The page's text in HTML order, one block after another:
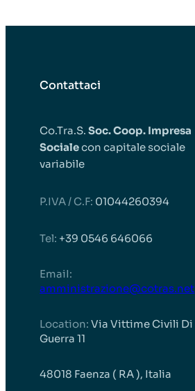
Contattaci
Co.Tra.S.Soc. Coop. Impresa
Socialecon capitale sociale
variabile
P.IVA / C.F: 01044260394
Tel: +39 0546 646066
EmaiI:
amministrazione@cotras.net
Location: Via Vittime Civili Di
Guerra 11
48018 Faenza ( RA ), Italia